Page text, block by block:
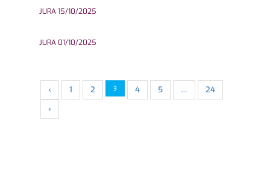
JURA 15/10/2025
JURA 01/10/2025
‹ 1 2 3 4 5 …
24
›